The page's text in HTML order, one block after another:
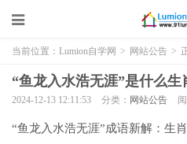
当前位置： Lumion自学网 > 网站公告 >
“鱼龙入水浩无涯”是什么
2024-12-13 12:11:53 分类： 网站公告
“鱼龙入水浩无涯”成语新解：生